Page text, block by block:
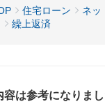
住宅ローン
ネッ
繰上返済
容は参考になりま